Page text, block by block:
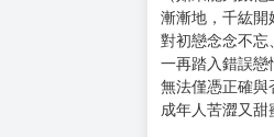
作者：斑目ヒロ
售價：140元
出版社: 長鴻
語 言：繁體中文